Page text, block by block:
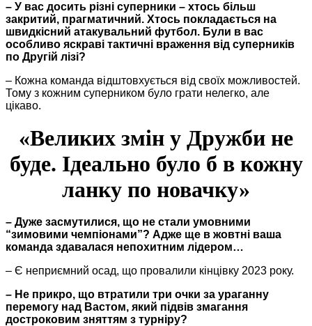
– У вас досить різні суперники – хтось більш
закритий, прагматичний. Хтось покладається на
швидкісний атакувальний футбол. Були в вас
особливо яскраві тактичні враження від суперників
по Другій лізі?
– Кожна команда відштовхується від своїх можливостей.
Тому з кожним суперником було грати нелегко, але
цікаво.
«Великих змін у Дружби не
буде. Ідеально було б в кожну
ланку по новачку»
– Дуже засмутилися, що не стали умовними
“зимовими чемпіонами”? Адже ще в жовтні ваша
команда здавалася непохитним лідером…
– Є неприємний осад, що провалили кінцівку 2023 року.
– Не прикро, що втратили три очки за ураганну
перемогу над Вастом, який підвів змагання
достроковим зняттям з турніру?